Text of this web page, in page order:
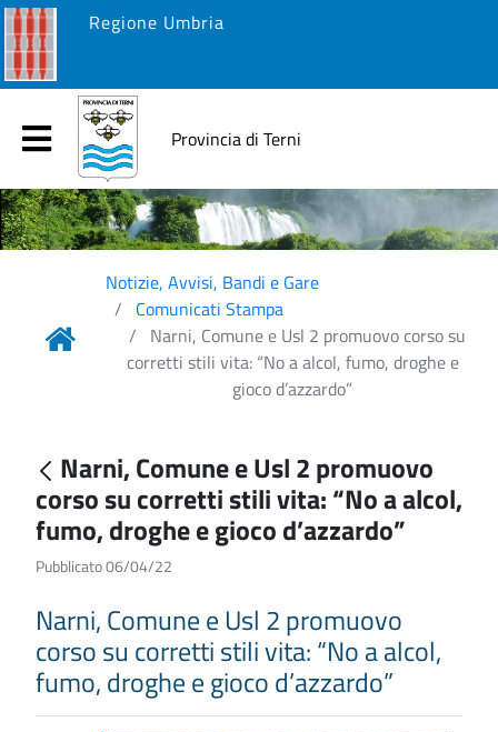
Regione Umbria
Provincia di Terni
Notizie, Avvisi, Bandi e Gare
Comunicati Stampa
Narni, Comune e Usl 2 promuovo corso su
corretti stili vita: “No a alcol, fumo, droghe e
gioco d’azzardo”
Narni, Comune e Usl 2 promuovo
corso su corretti stili vita: “No a alcol,
fumo, droghe e gioco d’azzardo”
Pubblicato 06/04/22
Narni, Comune e Usl 2 promuovo
corso su corretti stili vita: “No a alcol,
fumo, droghe e gioco d’azzardo”